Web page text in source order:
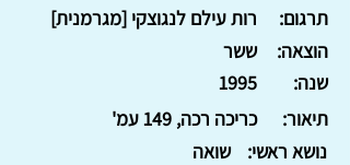
רות עילם לנגוצקי [מגרמנית]
תרגום:
ששר
הוצאה:
1995
שנה:
כריכה רכה, 149 עמ'
תיאור:
שואה
נושא ראשי: